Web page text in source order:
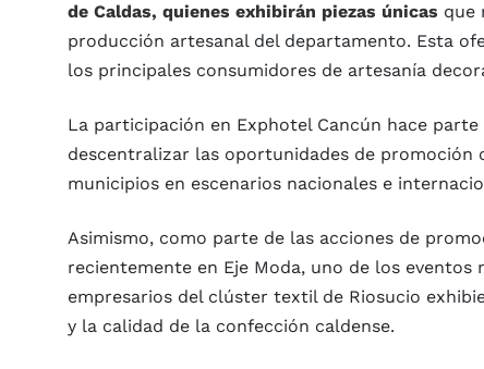
de Caldas, quienes exhibirán piezas únicas que
producción artesanal del departamento. Esta
los principales consumidores de artesanía
La participación en Exphotel Cancún hace
descentralizar las oportunidades de promoción
municipios en escenarios nacionales e
Asimismo, como parte de las acciones de
recientemente en Eje Moda, uno de los
empresarios del clúster textil de Riosucio
y la calidad de la confección caldense.